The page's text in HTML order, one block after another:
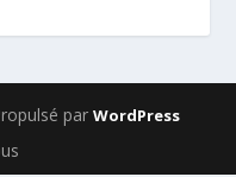
par WordPress